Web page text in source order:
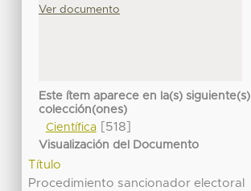
Ver documento
Este ítem aparece en la(s) siguiente(s)
colección(ones)
Científica[518]
Visualización del Documento
Título
Procedimiento sancionador electoral